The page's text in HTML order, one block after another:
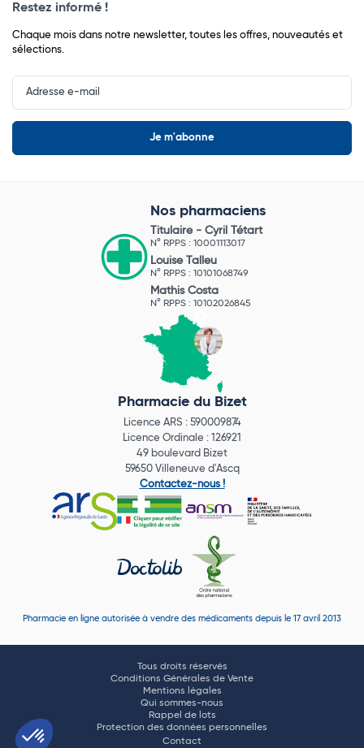
Restez informé !
Chaque mois dans notre newsletter, toutes les offres, nouveautés et
sélections.
Input
Newsletter
Nos pharmaciens
Titulaire - Cyril Tétart
N° RPPS : 10001113017
Louise Talleu
N° RPPS : 10101068749
Mathis Costa
N° RPPS : 10102026845
Pharmacie du Bizet
Licence ARS : 590009874
Licence Ordinale : 126921
49 boulevard Bizet
59650 Villeneuve d'Ascq
Contactez-nous !
Pharmacie en ligne autorisée à vendre des médicaments depuis le 17 avril 2013
Tous droits réservés
Conditions Générales de Vente
Mentions légales
Qui sommes-nous
Rappel de lots
Protection des données personnelles
Contact